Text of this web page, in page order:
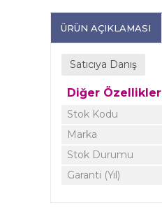
ÜRÜN AÇIKLAMASI
Satıcıya Danış
Diğer Özellikler
Stok Kodu
Marka
Stok Durumu
Garanti (Yıl)